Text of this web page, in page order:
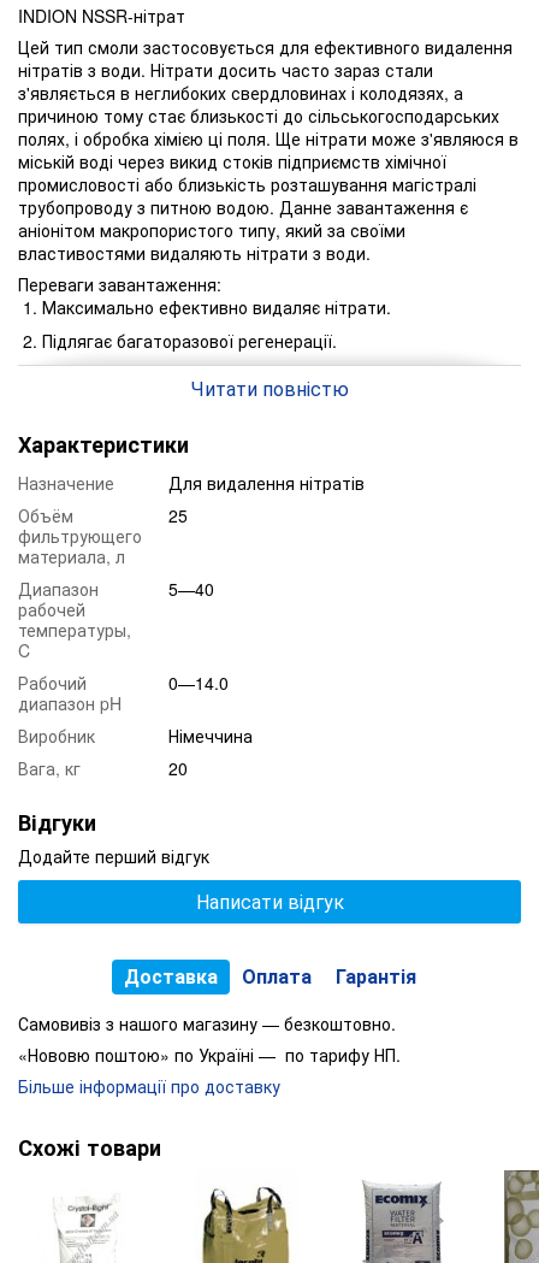
INDION NSSR-нітрат
Цей тип смоли застосовується для ефективного видалення
нітратів з води. Нітрати досить часто зараз стали
з'являється в неглибоких свердловинах і колодязях, а
причиною тому стає близькості до сільськогосподарських
полях, і обробка хімією ці поля. Ще нітрати може з'являюся в
міській воді через викид стоків підприємств хімічної
промисловості або близькість розташування магістралі
трубопроводу з питною водою. Данне завантаження є
аніонітом макропористого типу, який за своїми
властивостями видаляють нітрати з води.
Переваги завантаження:
Максимально ефективно видаляє нітрати.
Підлягає багаторазової регенерації.
Використовуються тільки високоякісні смоли.
Може використовуватися для води в питних цілях.
Працює з усіма пом'якшувачами.
Термін служби до 5 років.
Властивості:
Іонна форма:
Вологовмісткість:
Пакування, кг/л:
Читати повністю
Характеристики
Назначение
Для видалення нітратів
Объём
фильтрующего
материала, л
25
Диапазон
рабочей
температуры,
C
5—40
Рабочий
диапазон pH
0—14.0
Виробник
Німеччина
Вага, кг
20
Відгуки
Додайте перший відгук
Написати відгук
Доставка Оплата Гарантія
Самовивіз з нашого магазину — безкоштовно.
«Нововю поштою» по Україні — по тарифу НП.
Більше інформації про доставку
Схожі товари